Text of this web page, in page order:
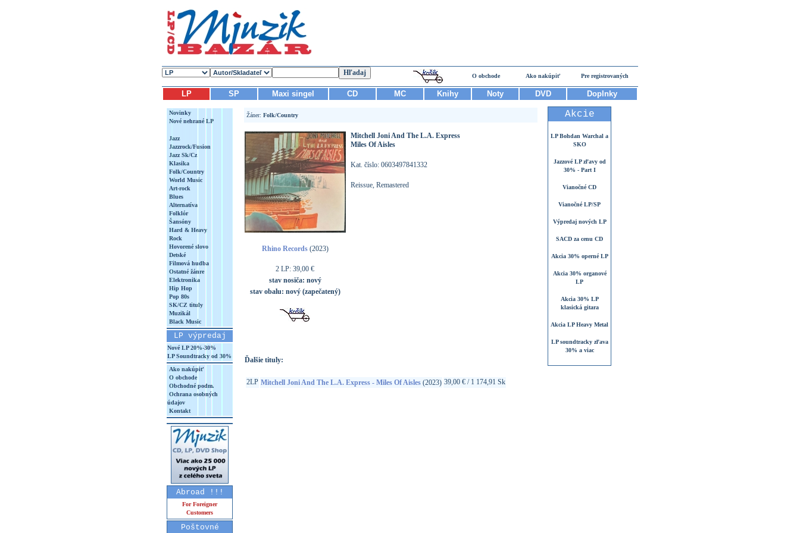
O obchode Ako nakúpiť Pre registrovaných
LP SP Maxi singel CD MC Knihy Noty DVD Doplnky
Novinky
Nové nehrané LP
Jazz
Jazzrock/Fusion
Jazz Sk/Cz
Klasika
Folk/Country
World Music
Art-rock
Blues
Alternatíva
Folklór
Šansóny
Hard & Heavy
Rock
Hovorené slovo
Detské
Filmová hudba
Ostatné žánre
Elektronika
Hip Hop
Pop 80s
SK/CZ tituly
Muzikál
Black Music
LP výpredaj
Nové LP 20%-30%
LP Soundtracky od 30%
Ako nakúpiť
O obchode
Obchodné podm.
Ochrana osobných
údajov
Kontakt
Abroad !!!
For Foreigner
Customers
Poštovné
Žáner: Folk/Country
Rhino Records(2023)
2 LP: 39,00 €
stav nosiča: nový
stav obalu: nový (zapečatený)
Mitchell Joni And The L.A. Express
Miles Of Aisles
Kat. číslo: 0603497841332
Reissue, Remastered
Ďalšie tituly:
2LP Mitchell Joni And The L.A. Express - Miles Of Aisles(2023) 39,00 € / 1 174,91 Sk
Akcie
LP Bohdan Warchal a
SKO
Jazzové LP zľavy od
30% - Part I
Vianočné CD
Vianočné LP/SP
Výpredaj nových LP
SACD za cenu CD
Akcia 30% operné LP
Akcia 30% organové
LP
Akcia 30% LP
klasická gitara
Akcia LP Heavy Metal
LP soundtracky zľava
30% a viac